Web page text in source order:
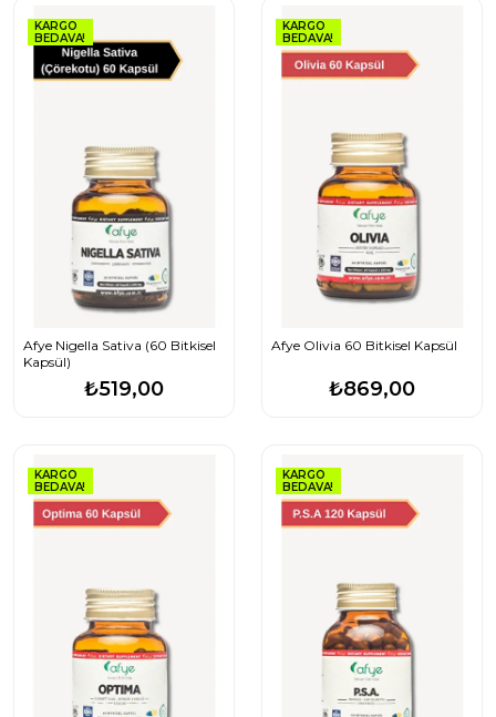
KARGO
BEDAVA!
Afye Nigella Sativa (60 Bitkisel
Kapsül)
₺519,00
KARGO
BEDAVA!
Afye Olivia 60 Bitkisel Kapsül
₺869,00
KARGO
BEDAVA!
KARGO
BEDAVA!